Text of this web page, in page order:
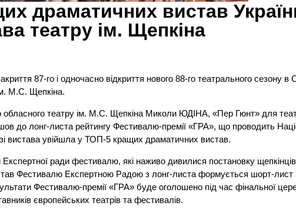
драматичних вистав
театру ім. Щепкіна
87-го і одночасно відкриття нового 88-го театрального сезону
М.С. Щепкіна.
театру ім. М.С. Щепкіна Миколи ЮДІНА, «Пер Гюнт» для
до лонг-листа рейтингу Фестивалю-премії «ГРА», що проводить
вистава увійшла у ТОП-5 кращих драматичних вистав.
ради фестивалю, які наживо дивилися постановку
Фестивалю Експертною Радою з лонг-листа формується шорт-лист
Фестивалю-премії «ГРА» буде оголошено під час фінальної
європейських театрів та фестивалів.